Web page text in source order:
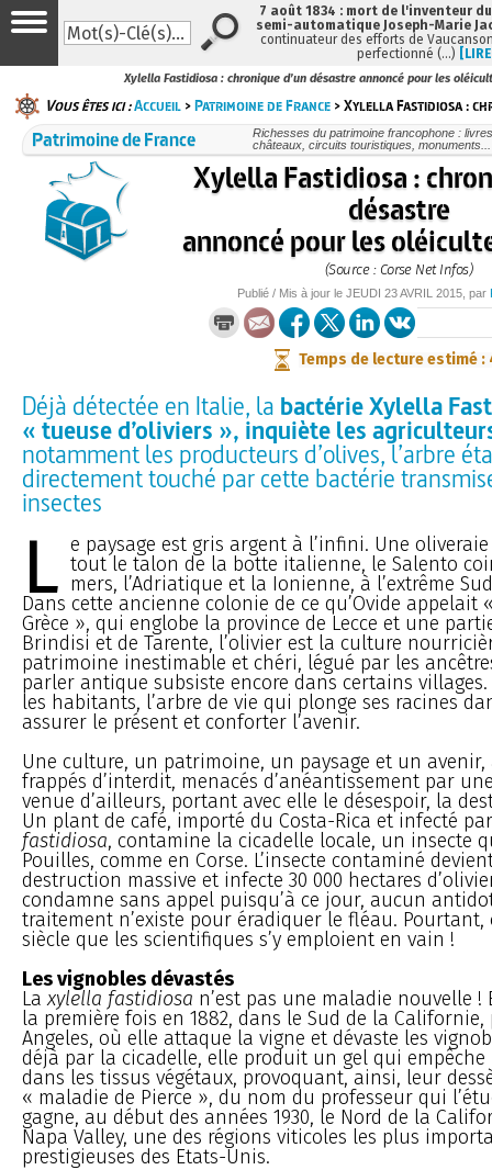
Xylella Fastidiosa : chronique d’un désastre annoncé pour les
Vous êtes ici :Accueil >Patrimoine de France > Xylella Fastidiosa :
Patrimoine de France
Richesses du patrimoine francophone :
châteaux, circuits touristiques, monuments...
Xylella Fastidiosa :
désastre
annoncé pour les
(Source : Corse Net Infos)
Publié / Mis à jour le JEUDI 23 AVRIL 2015, par
Temps de lecture estimé :
Déjà détectée en Italie, la bactérie Xylella
« tueuse d’oliviers », inquiète les
notamment les producteurs d’olives, l’arbre
directement touché par cette bactérie
insectes
L e paysage est gris argent à l’infini. Une
tout le talon de la botte italienne, le Salento
mers, l’Adriatique et la Ionienne, à l’extrême
Dans cette ancienne colonie de ce qu’Ovide appelait
Grèce », qui englobe la province de Lecce et une
Brindisi et de Tarente, l’olivier est la culture
patrimoine inestimable et chéri, légué par les
parler antique subsiste encore dans certains
les habitants, l’arbre de vie qui plonge ses racines
assurer le présent et conforter l’avenir.
Une culture, un patrimoine, un paysage et un avenir,
frappés d’interdit, menacés d’anéantissement par
venue d’ailleurs, portant avec elle le désespoir, la
Un plant de café, importé du Costa-Rica et infecté
fastidiosa, contamine la cicadelle locale, un insecte
Pouilles, comme en Corse. L’insecte contaminé
destruction massive et infecte 30 000 hectares
condamne sans appel puisqu’à ce jour, aucun
traitement n’existe pour éradiquer le fléau. Pourtant,
siècle que les scientifiques s’y emploient en vain !
Les vignobles dévastés
Laxylella fastidiosa n’est pas une maladie nouvelle
la première fois en 1882, dans le Sud de la Californie,
Angeles, où elle attaque la vigne et dévaste les
déjà par la cicadelle, elle produit un gel qui empêche
dans les tissus végétaux, provoquant, ainsi, leur
« maladie de Pierce », du nom du professeur qui
gagne, au début des années 1930, le Nord de la
Napa Valley, une des régions viticoles les plus
prestigieuses des Etats-Unis.
7 août 1834 : mort de l'inventeur
semi-automatique Joseph-Marie
continuateur des efforts de
perfectionné (…)